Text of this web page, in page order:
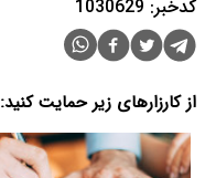
کدخبر: 1030629
از کارزارهای زیر حمایت کنید: